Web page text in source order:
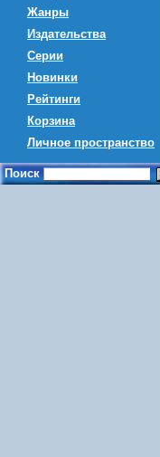
Жанры
Издательства
Серии
Новинки
Рейтинги
Корзина
Личное пространство
Поиск